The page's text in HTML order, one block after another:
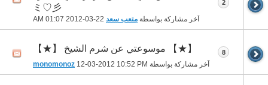
ミ♡彡
آخر مشاركة بواسطة متعب سعد 01:07 AM
2
【★】 موسوعتي عن شرم الشيخ 【★】
آخر مشاركة بواسطة monomonoz 12-03-2012 10:52 PM
8